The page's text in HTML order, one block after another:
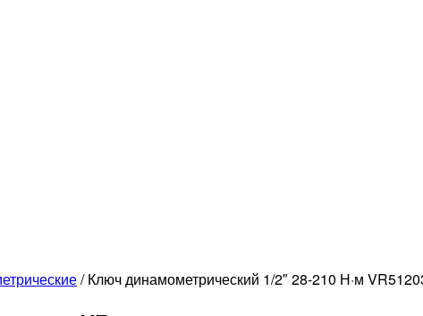
/Ключ динамометрический 1/2″ 28-210 Н·м